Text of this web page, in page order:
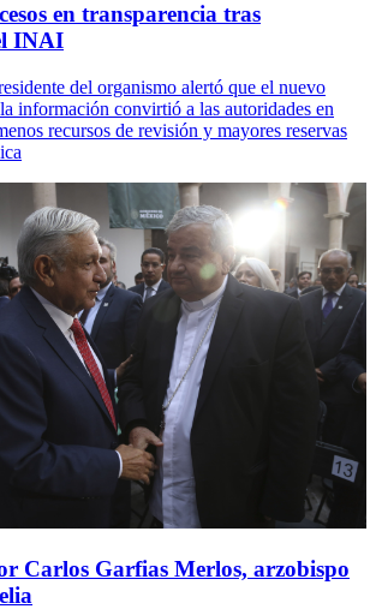
en transparencia tras
INAI
del organismo alertó que el nuevo
información convirtió a las autoridades en
recursos de revisión y mayores reservas
Carlos Garfias Merlos, arzobispo